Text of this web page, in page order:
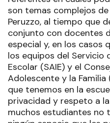
son temas complejos
Peruzzo, al tiempo que
conjunto con docentes
especial y, en los casos
los equipos del Servicio
Escolar (SAIE) y el
Adolescente y la Familia
que tenemos en la
privacidad y respeto a
muchos estudiantes no